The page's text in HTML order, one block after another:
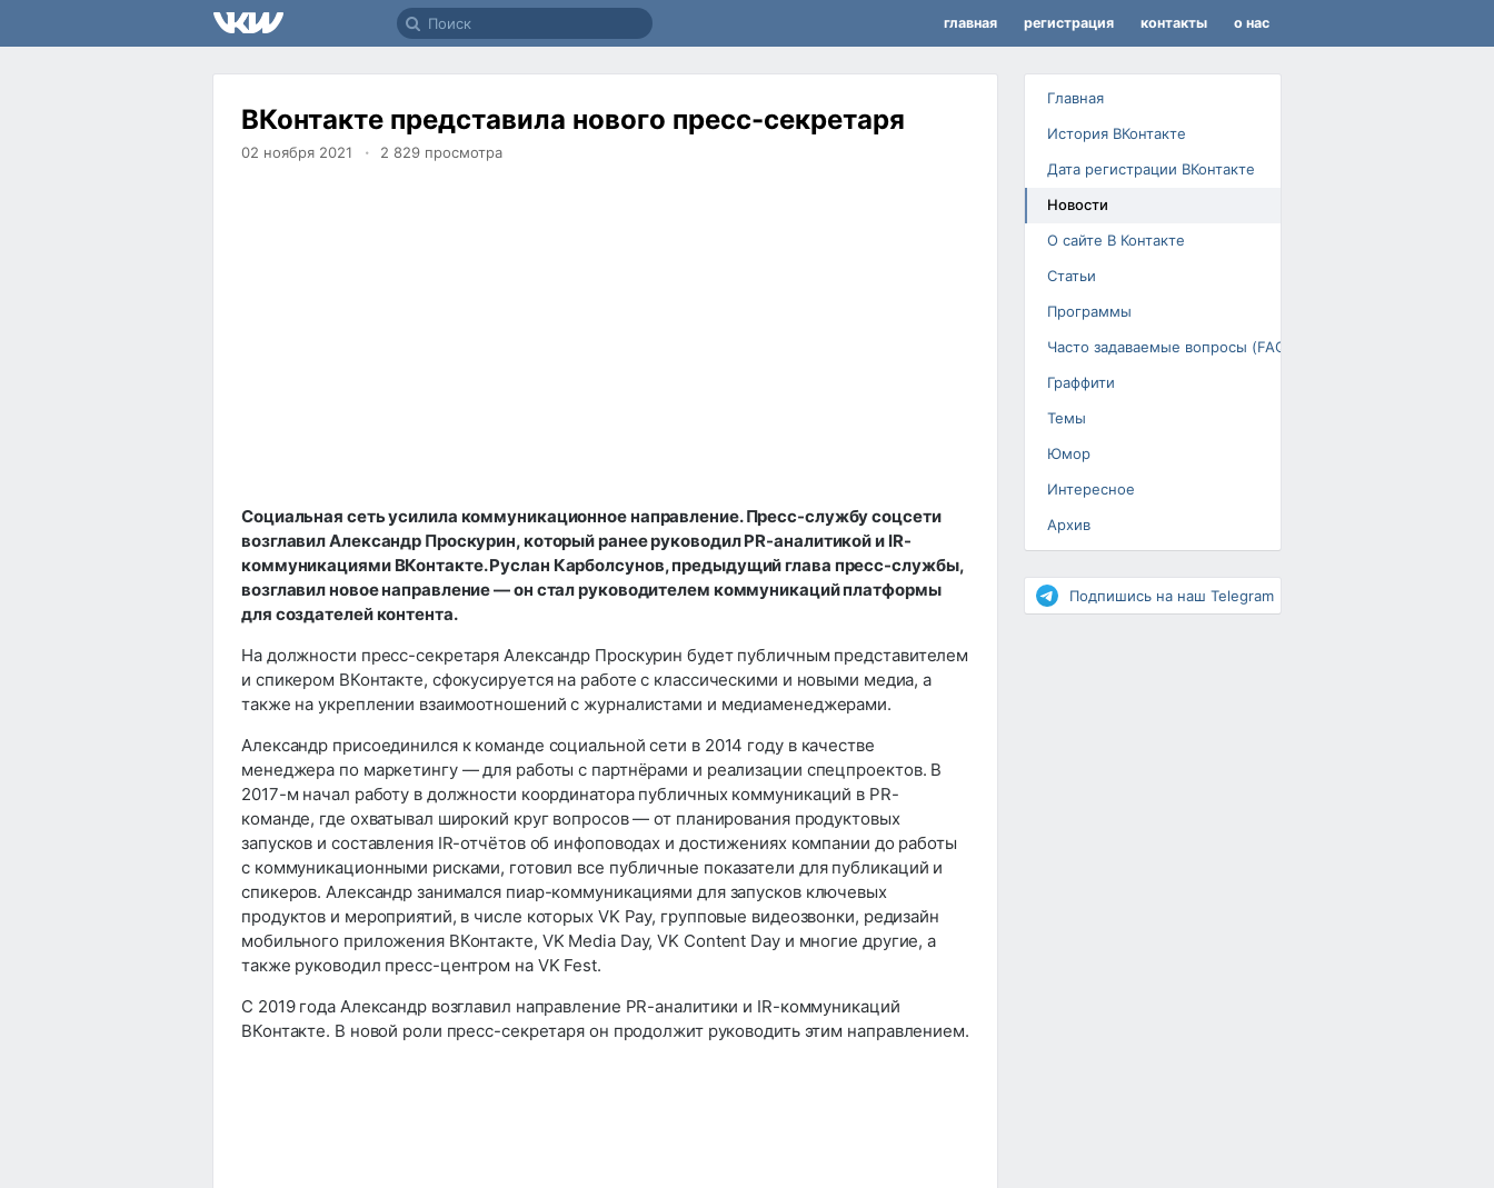
главная регистрация контакты о нас
Главная
История ВКонтакте
Дата регистрации ВКонтакте
Новости
О сайте В Контакте
Статьи
Программы
Часто задаваемые вопросы (FAQ)
Граффити
Темы
Юмор
Интересное
Архив
Повышение рейтинга
Подпишись на наш Telegram
ВКонтакте представила нового пресс-секретаря
02 ноября 2021 2 829 просмотра
Социальная сеть усилила коммуникационное направление. Пресс-службу соцсети
возглавил Александр Проскурин, который ранее руководил PR-аналитикой и IR-
коммуникациями ВКонтакте. Руслан Карболсунов, предыдущий глава пресс-службы,
возглавил новое направление — он стал руководителем коммуникаций платформы
для создателей контента.
На должности пресс-секретаря Александр Проскурин будет публичным представителем
и спикером ВКонтакте, сфокусируется на работе с классическими и новыми медиа, а
также на укреплении взаимоотношений с журналистами и медиаменеджерами.
Александр присоединился к команде социальной сети в 2014 году в качестве
менеджера по маркетингу — для работы с партнёрами и реализации спецпроектов. В
2017-м начал работу в должности координатора публичных коммуникаций в PR-
команде, где охватывал широкий круг вопросов — от планирования продуктовых
запусков и составления IR-отчётов об инфоповодах и достижениях компании до работы
с коммуникационными рисками, готовил все публичные показатели для публикаций и
спикеров. Александр занимался пиар-коммуникациями для запусков ключевых
продуктов и мероприятий, в числе которых VK Pay, групповые видеозвонки, редизайн
мобильного приложения ВКонтакте, VK Media Day, VK Content Day и многие другие, а
также руководил пресс-центром на VK Fest.
С 2019 года Александр возглавил направление PR-аналитики и IR-коммуникаций
ВКонтакте. В новой роли пресс-секретаря он продолжит руководить этим направлением.